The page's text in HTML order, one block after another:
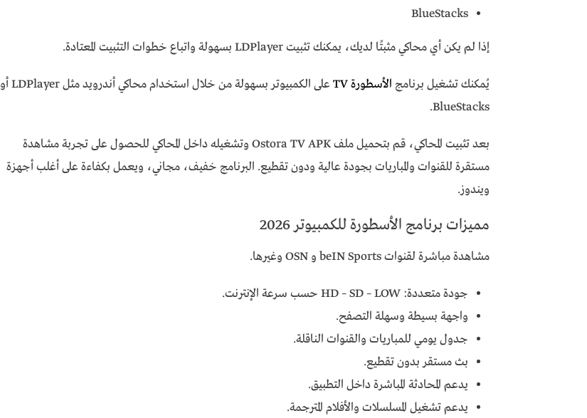
BlueStacks
إذا لم يكن أي محاكي مثبتًا لديك، يمكنك تثبيت LDPlayer بسهولة واتباع خطوات التثبيت المعتادة.
يُمكنك تشغيل برنامج الأسطورة TV
على الكمبيوتر بسهولة من خلال استخدام محاكي أندرويد مثل LDPlayer أو
BlueStacks.
بعد تثبيت المحاكي، قم بتحميل ملف Ostora TV APK وتشغيله داخل المحاكي للحصول على تجربة مشاهدة
مستقرة للقنوات والمباريات بجودة عالية ودون تقطيع. البرنامج خفيف، مجاني، ويعمل بكفاءة على أغلب أجهزة
ويندوز.
مميزات برنامج الأسطورة للكمبيوتر 2026
مشاهدة مباشرة لقنوات beIN Sports و OSN وغيرها.
جودة متعددة: HD – SD – LOW حسب سرعة الإنترنت.
واجهة بسيطة وسهلة التصفح.
جدول يومي للمباريات والقنوات الناقلة.
بث مستقر بدون تقطيع.
يدعم المحادثة المباشرة داخل التطبيق.
يدعم تشغيل المسلسلات والأفلام المترجمة.